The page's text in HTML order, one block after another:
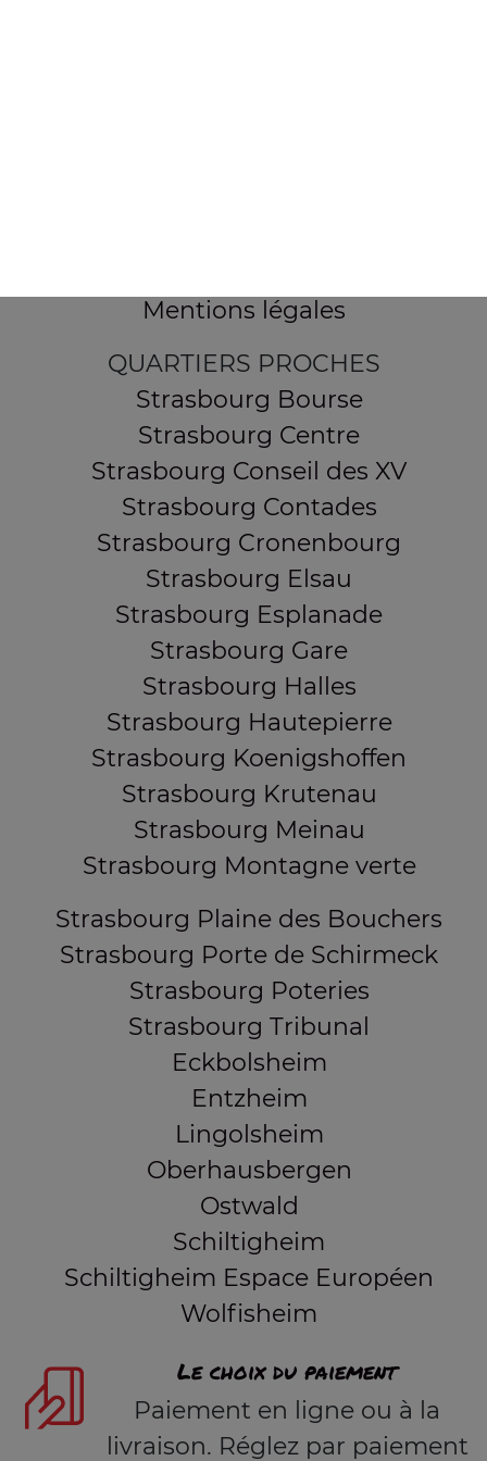
Mentions légales
QUARTIERS PROCHES
Strasbourg Bourse
Strasbourg Centre
Strasbourg Conseil des XV
Strasbourg Contades
Strasbourg Cronenbourg
Strasbourg Elsau
Strasbourg Esplanade
Strasbourg Gare
Strasbourg Halles
Strasbourg Hautepierre
Strasbourg Koenigshoffen
Strasbourg Krutenau
Strasbourg Meinau
Strasbourg Montagne verte
Strasbourg Plaine des Bouchers
Strasbourg Porte de Schirmeck
Strasbourg Poteries
Strasbourg Tribunal
Eckbolsheim
Entzheim
Lingolsheim
Oberhausbergen
Ostwald
Schiltigheim
Schiltigheim Espace Européen
Wolfisheim
Le choix du paiement
Paiement en ligne ou à la
livraison. Réglez par paiement